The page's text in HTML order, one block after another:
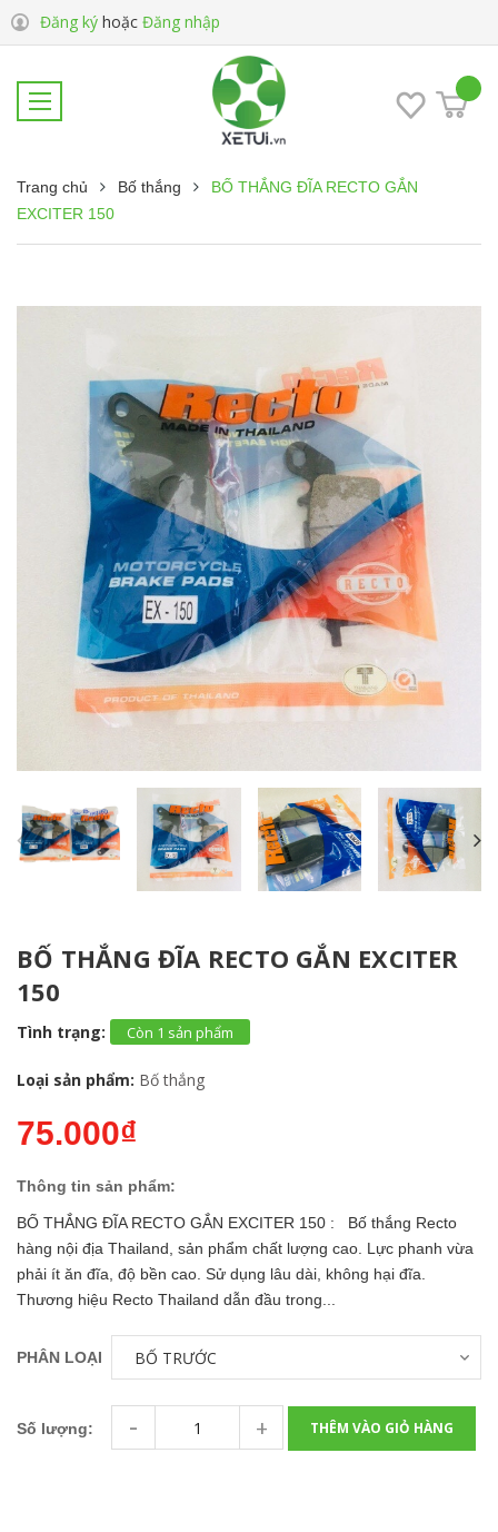
Đăng ký hoặc Đăng nhập
Trang chủ Bố thắng
BỐ THẮNG ĐĨA RECTO GẮN
EXCITER 150
BỐ THẮNG ĐĨA RECTO GẮN EXCITER
150
Tình trạng: Còn 1 sản phẩm
Loại sản phẩm: Bố thắng
75.000₫
Thông tin sản phẩm:
BỐ THẮNG ĐĨA RECTO GẮN EXCITER 150 : Bố thắng Recto
hàng nội địa Thailand, sản phẩm chất lượng cao. Lực phanh vừa
phải ít ăn đĩa, độ bền cao. Sử dụng lâu dài, không hại đĩa.
Thương hiệu Recto Thailand dẫn đầu trong...
PHÂN LOẠI
Số lượng: - + THÊM VÀO GIỎ HÀNG